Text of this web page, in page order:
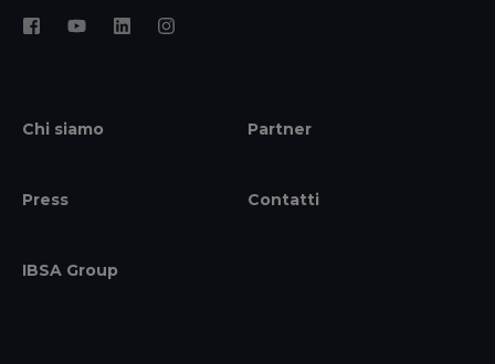
Chi siamo Partner
Press Contatti
IBSA Group